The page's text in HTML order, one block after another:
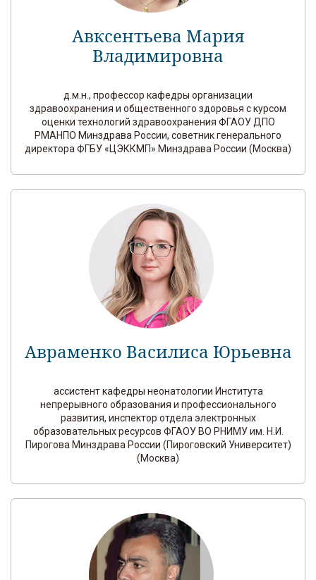
Авксентьева Мария
Владимировна
д.м.н., профессор кафедры организации
здравоохранения и общественного здоровья с курсом
оценки технологий здравоохранения ФГАОУ ДПО
РМАНПО Минздрава России, советник генерального
директора ФГБУ «ЦЭККМП» Минздрава России (Москва)
Авраменко Василиса Юрьевна
ассистент кафедры неонатологии Института
непрерывного образования и профессионального
развития, инспектор отдела электронных
образовательных ресурсов ФГАОУ ВО РНИМУ им. Н.И.
Пирогова Минздрава России (Пироговский Университет)
(Москва)